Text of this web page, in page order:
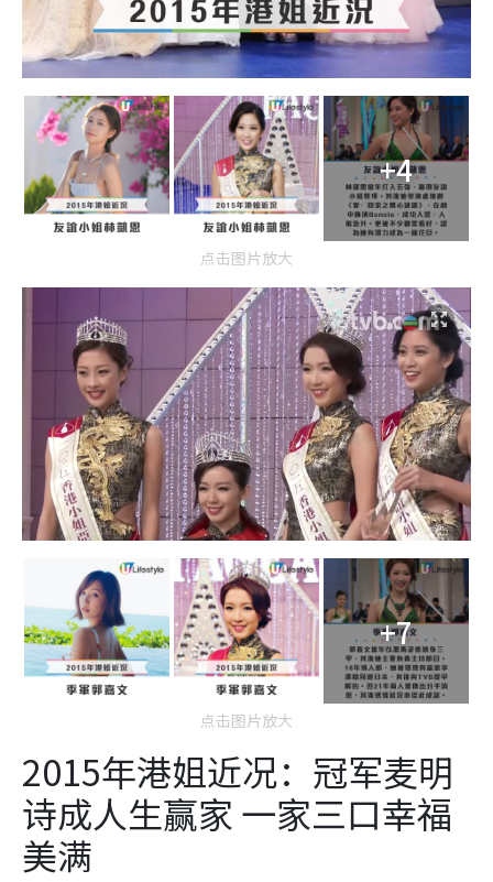
+4
点击图片放大
+7
点击图片放大
2015年港姐近况：冠军麦明
诗成人生赢家 一家三口幸福
美满